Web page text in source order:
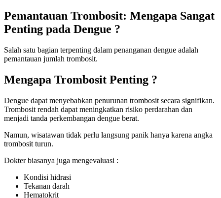
Pemantauan Trombosit: Mengapa Sangat
Penting pada Dengue ?
Salah satu bagian terpenting dalam penanganan dengue adalah
pemantauan jumlah trombosit.
Mengapa Trombosit Penting ?
Dengue dapat menyebabkan penurunan trombosit secara signifikan.
Trombosit rendah dapat meningkatkan risiko perdarahan dan
menjadi tanda perkembangan dengue berat.
Namun, wisatawan tidak perlu langsung panik hanya karena angka
trombosit turun.
Dokter biasanya juga mengevaluasi :
Kondisi hidrasi
Tekanan darah
Hematokrit